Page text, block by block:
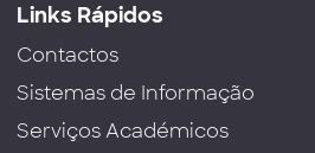
Links Rápidos
Contactos
Sistemas de Informação
Serviços Académicos